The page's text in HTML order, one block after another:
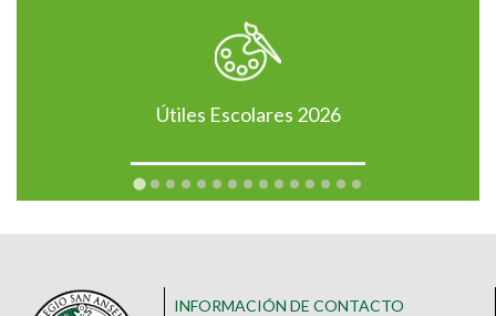
Útiles Escolares 2026
INFORMACIÓN DE CONTACTO